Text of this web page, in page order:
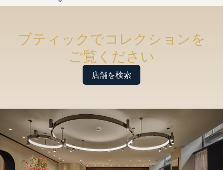
ブティックでコレクションを
ご覧ください
店舗を検索